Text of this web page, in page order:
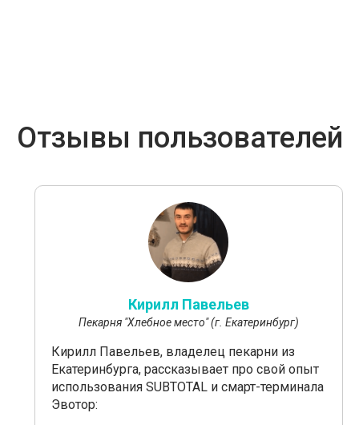
Отзывы пользователей
Кирилл Павельев
Пекарня "Хлебное место" (г. Екатеринбург)
Кирилл Павельев, владелец пекарни из
Екатеринбурга, рассказывает про свой опыт
использования SUBTOTAL и смарт-терминала
Эвотор: